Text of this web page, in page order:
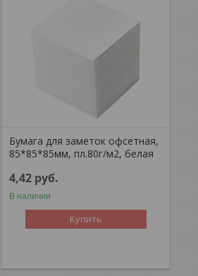
Бумага для заметок офсетная,
85*85*85мм, пл.80г/м2, белая
4,42 руб.
В наличии
Купить